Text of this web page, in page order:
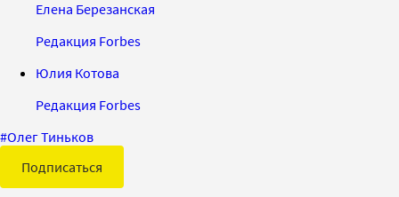
Елена Березанская
Редакция Forbes
Юлия Котова
Редакция Forbes
#Олег Тиньков
Подписаться